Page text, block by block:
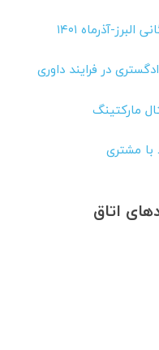
آذرماه ۱۴۰۱
در فرایند داوری
مارکتینگ
با مشتری
اتاق